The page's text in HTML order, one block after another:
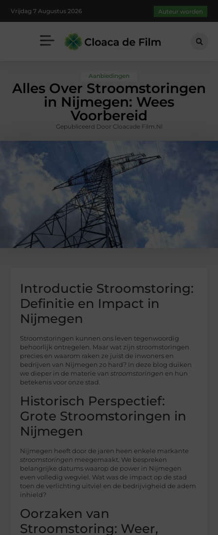
Vrijdag 7 Augustus 2026 Auteur worden
Aanbiedingen
Alles Over Stroomstoringen
in Nijmegen: Wees
Voorbereid
Gepubliceerd Door Cloacade Film.nl
Introductie Stroomstoring:
Definitie en Impact in
Nijmegen
Stroomstoringen kunnen ons leven tegenwoordig
behoorlijk ontregelen. Maar wat zijn stroomstoringen
precies en waarom raken ze juist de inwoners en
bedrijven van Nijmegen zo hard? In deze blog duiken
we dieper in de materie van stroomstoringen en hun
betekenis voor onze stad.
Historisch Perspectief:
Grote Stroomstoringen in
Nijmegen
Nijmegen heeft door de jaren heen enkele markante
stroomstoringen meegemaakt. We bespreken
belangrijke datums waarop de power in Nijmegen
even volledig wegviel. Wat was de impact op de stad
toen de verlichting uitviel en de bedrijvigheid de adem
inhield?
Oorzaken van
Stroomstoring: Weer,